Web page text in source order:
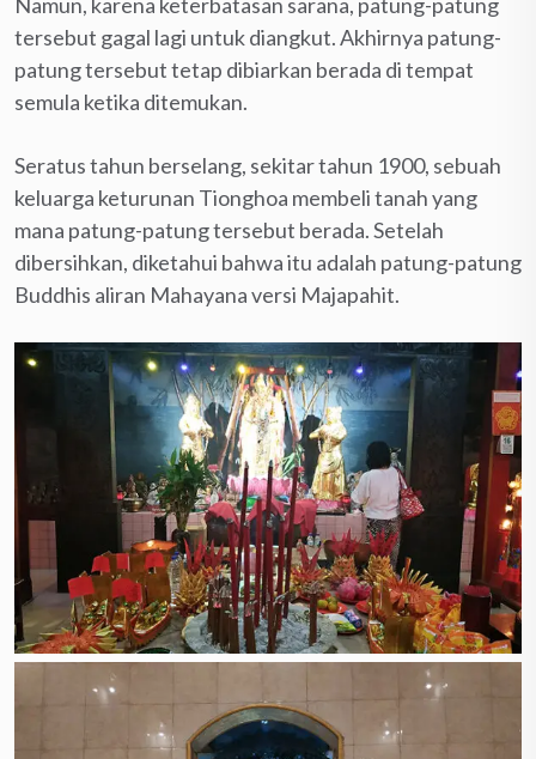
tersebut gagal lagi untuk diangkut. Akhirnya patung-
patung tersebut tetap dibiarkan berada di tempat
semula ketika ditemukan.
Seratus tahun berselang, sekitar tahun 1900, sebuah
keluarga keturunan Tionghoa membeli tanah yang
mana patung-patung tersebut berada. Setelah
dibersihkan, diketahui bahwa itu adalah patung-patung
Buddhis aliran Mahayana versi Majapahit.